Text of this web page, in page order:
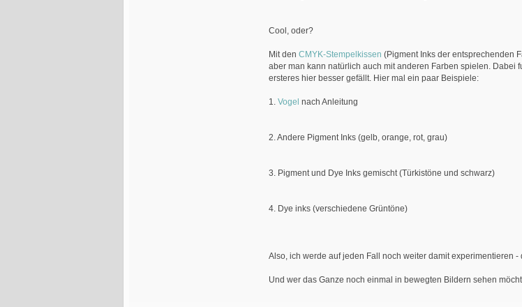
Cool, oder?
Mit den CMYK-Stempelkissen (Pigment Inks der entsprechenden
aber man kann natürlich auch mit anderen Farben spielen.
ersteres hier besser gefällt. Hier mal ein paar Beispiele:
1. Vogel nach Anleitung
2. Andere Pigment Inks (gelb, orange, rot, grau)
3. Pigment und Dye Inks gemischt (Türkistöne und schwarz)
4. Dye inks (verschiedene Grüntöne)
Also, ich werde auf jeden Fall noch weiter damit experimentieren
Und wer das Ganze noch einmal in bewegten Bildern sehen